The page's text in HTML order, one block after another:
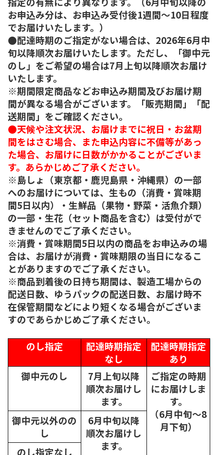
お申込み分は、お申込み受付後1週間～10日程度
でお届けいたします。）
●配達時期のご指定がない場合は、2026年6月中
旬以降順次お届けいたします。ただし、「御中元
のし」をご希望の場合は7月上旬以降順次お届け
いたします。
※期間限定商品などお申込み期間及びお届け期
間が異なる場合がございます。「販売期間」「配
送期間」をご確認ください。
●天候や注文状況、お届けまでに祝日・お盆期
間をはさむ場合、また申込内容に不備等があっ
た場合、お届けに日数がかかることがございま
す。あらかじめご了承ください。
※島しょ（東京都・鹿児島県・沖縄県）の一部
へのお届けについては、生もの（消費・賞味期
間5日以内）・生鮮品（果物・野菜・活魚介類）
の一部・生花（セット商品を含む）は受付がで
きませんのでご了承ください。
※消費・賞味期間5日以内の商品をお申込みの場
合は、お届けが消費・賞味期限の当日になるこ
とがありますのでご了承ください。
※商品到着後の日持ち期間は、製造工場からの
配送日数、ゆうパックの配送日数、お届け時不
在保管期間などにより短くなる場合がございま
すのであらかじめご了承ください。
のし指定
配達時期指定
なし
配達時期指定
あり
御中元のし
7月上旬以降
順次お届けし
ます。
ご指定の時期
にお届けしま
す。
（6月中旬～8
月下旬）
御中元以外のの
し
6月中旬以降
順次お届けし
ます。
のし指定なし